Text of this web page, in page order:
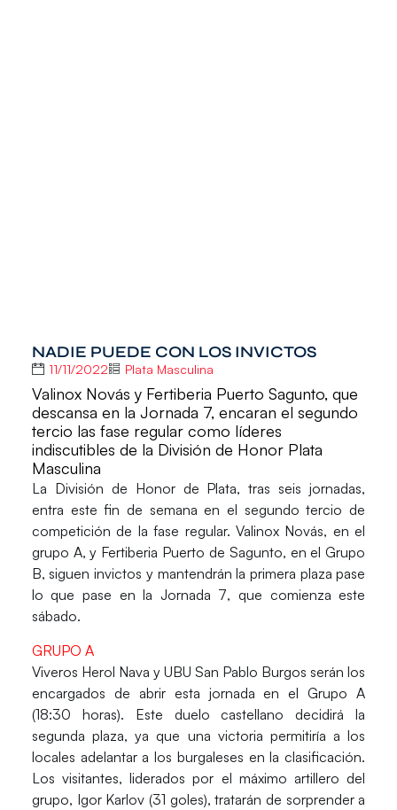
NADIE PUEDE CON LOS INVICTOS
11/11/2022 Plata Masculina
Valinox Novás y Fertiberia Puerto Sagunto, que
descansa en la Jornada 7, encaran el segundo
tercio las fase regular como líderes
indiscutibles de la División de Honor Plata
Masculina
La División de Honor de Plata, tras seis jornadas,
entra este fin de semana en el segundo tercio de
competición de la fase regular. Valinox Novás, en el
grupo A, y Fertiberia Puerto de Sagunto, en el Grupo
B, siguen invictos y mantendrán la primera plaza pase
lo que pase en la Jornada 7, que comienza este
sábado.
GRUPO A
Viveros Herol Nava y UBU San Pablo Burgos serán los
encargados de abrir esta jornada en el Grupo A
(18:30 horas).
Este duelo castellano decidirá la
segunda plaza, ya que una victoria permitiría a los
locales adelantar a los burgaleses en la clasificación.
Los visitantes, liderados por el máximo artillero del
grupo, Igor Karlov (31 goles), tratarán de sorprender a